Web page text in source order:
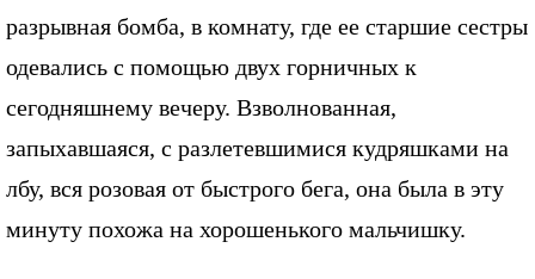
разрывная бомба, в комнату, где ее старшие сестры
одевались с помощью двух горничных к
сегодняшнему вечеру. Взволнованная,
запыхавшаяся, с разлетевшимися кудряшками на
лбу, вся розовая от быстрого бега, она была в эту
минуту похожа на хорошенького мальчишку.